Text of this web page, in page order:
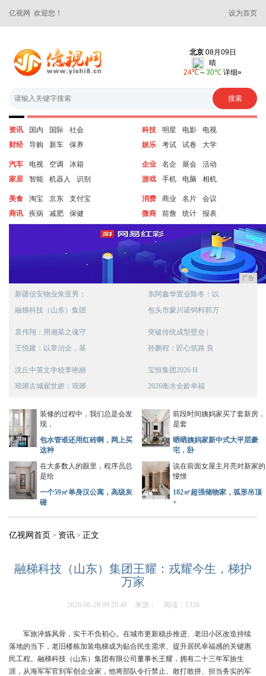
亿视网 欢迎您！ 设为首页
资讯 国内 国际
社会
财经
导购 新车 保养
科技 明星 电影
电视
娱乐
考试 试卷 大学
汽车 电视 空调
冰箱
家居
智能 机器人 识别
企业 名企 展会
活动
游戏
手机 电脑 相机
美食 淘宝 京东
支付宝
商讯
疾病 减肥 保健
消费 商业 名片
会议
微商
前詹 统计 报表
广告
新疆信安物业朱亚男：
融梯科技（山东）集团
东阿鑫华置业陈冬：以
包头市蒙川诺饲料郭万
袁伟翔：用湘菜之魂守
王悦建：以章治企，基
突破传统成型壁垒 |
孙鹏程：匠心筑路 良
沈丘中英文学校李艳丽
琅琊古城翟世娇：琅琊
宝恒集团2026 H
2026衡水全龄幸福
装修的过程中，我们总是会发
现，
包水管谁还用红砖啊，网上买
这种
前段时间姨妈家买了套新房，
是套
晒晒姨妈家新中式大平层豪
宅，卧
在大多数人的眼里，程序员总
是给
一个59㎡单身汉公寓，高级灰
碰
说在前面女屋主月亮对新家的
憧憬
182㎡超强储物家，弧形吊顶
+
亿视网首页 > 资讯 > 正文
融梯科技（山东）集团王耀：戎耀今生，梯护
万家
2026-06-28 09:29:48 来源： 阅读：1336
军旅淬炼风骨，实干不负初心。在城市更新稳步推进、老旧小区改造持续
落地的当下，老旧楼栋加装电梯成为贴合民生需求、提升居民幸福感的关键惠
民工程。融梯科技（山东）集团有限公司董事长王耀，拥有二十三年军旅生
涯，从海军军官到军创企业家，他将部队令行禁止、敢打敢拼、担当务实的军